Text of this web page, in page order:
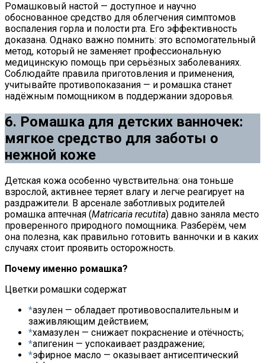
Ромашковый настой — доступное и научно
обоснованное средство для облегчения симптомов
воспаления горла и полости рта. Его эффективность
доказана. Однако важно помнить: это вспомогательный
метод, который не заменяет профессиональную
медицинскую помощь при серьёзных заболеваниях.
Соблюдайте правила приготовления и применения,
учитывайте противопоказания — и ромашка станет
надёжным помощником в поддержании здоровья.
6. Ромашка для детских ванночек:
мягкое средство для заботы о
нежной коже
Детская кожа особенно чувствительна: она тоньше
взрослой, активнее теряет влагу и легче реагирует на
раздражители. В арсенале заботливых родителей
ромашка аптечная (Matricaria recutita) давно заняла место
проверенного природного помощника. Разберём, чем
она полезна, как правильно готовить ванночки и в каких
случаях стоит проявить осторожность.
Почему именно ромашка?
Цветки ромашки содержат
азулен — обладает противовоспалительным и
заживляющим действием;
хамазулен — снижает покраснение и отёчность;
апигенин — успокаивает раздражение;
эфирное масло — оказывает антисептический